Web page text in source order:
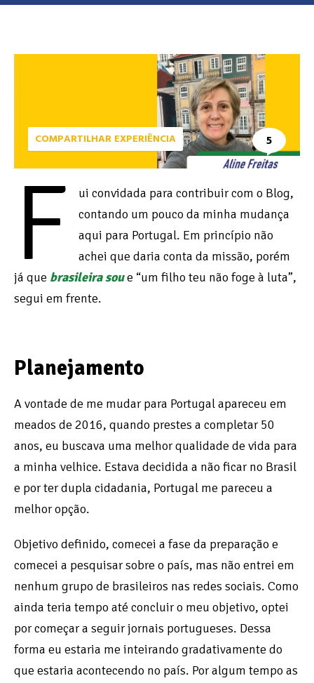
COMPARTILHAR EXPERIÊNCIA 5
F
ui convidada para contribuir com o Blog,
contando um pouco da minha mudança
aqui para Portugal. Em princípio não
achei que daria conta da missão, porém
já que brasileira soue “um filho teu não foge à luta”,
segui em frente.
Planejamento
A vontade de me mudar para Portugal apareceu em
meados de 2016, quando prestes a completar 50
anos, eu buscava uma melhor qualidade de vida para
a minha velhice. Estava decidida a não ficar no Brasil
e por ter dupla cidadania, Portugal me pareceu a
melhor opção.
Objetivo definido, comecei a fase da preparação e
comecei a pesquisar sobre o país, mas não entrei em
nenhum grupo de brasileiros nas redes sociais. Como
ainda teria tempo até concluir o meu objetivo, optei
por começar a seguir jornais portugueses. Dessa
forma eu estaria me inteirando gradativamente do
que estaria acontecendo no país. Por algum tempo as